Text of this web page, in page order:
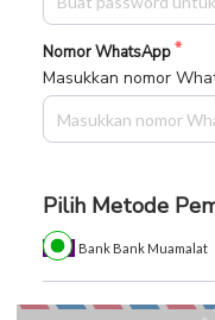
Nomor WhatsApp
Masukkan nomor
Pilih Metode
Bank Bank Muamalat